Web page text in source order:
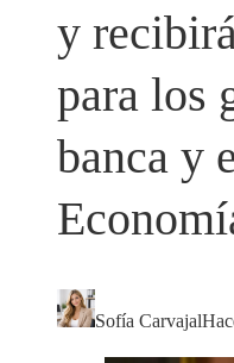
y
para los
banca y
Sofía Carvajal